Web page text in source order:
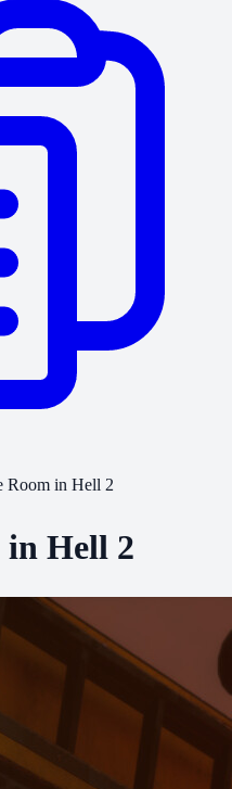
Room in Hell 2
in Hell 2